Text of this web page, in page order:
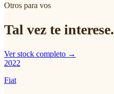
Otros para vos
Tal vez te interese.
Ver stock completo →
2022
Fiat